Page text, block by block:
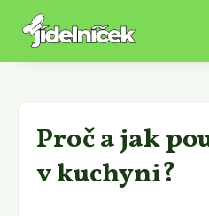
Proč a jak
v kuchyni?